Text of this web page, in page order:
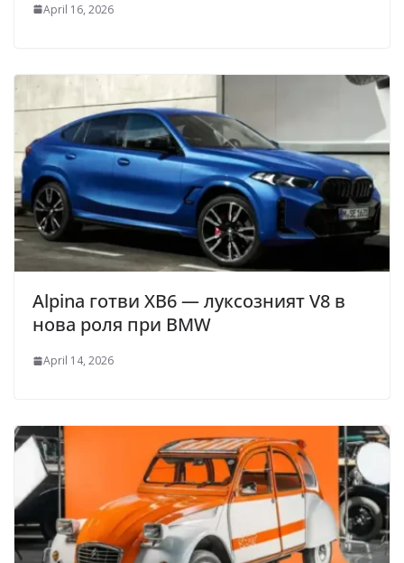
April 16, 2026
Alpina готви XB6 — луксозният V8 в
нова роля при BMW
April 14, 2026